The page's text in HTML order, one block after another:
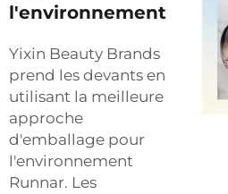
l'environnement
Yixin Beauty Brands
prend les devants en
utilisant la meilleure
approche
d'emballage pour
l'environnement
Runnar. Les